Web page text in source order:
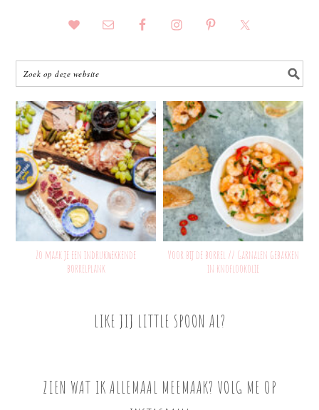
Zo maak je een indrukwekkende
borrelplank
Voor bij de borrel // Garnalen gebakken
in knoflookolie
LIKE JIJ LITTLE SPOON AL?
ZIEN WAT IK ALLEMAAL MEEMAAK? VOLG ME OP